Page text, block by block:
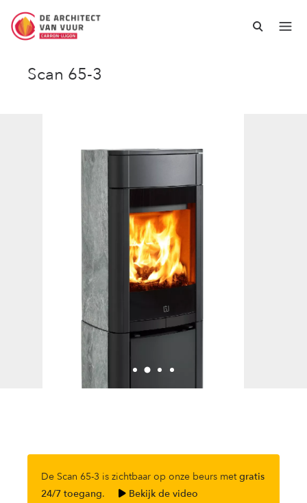
Scan 65-3
De Scan 65-3 is zichtbaar op onze beurs metgratis
24/7 toegang. Bekijk de video